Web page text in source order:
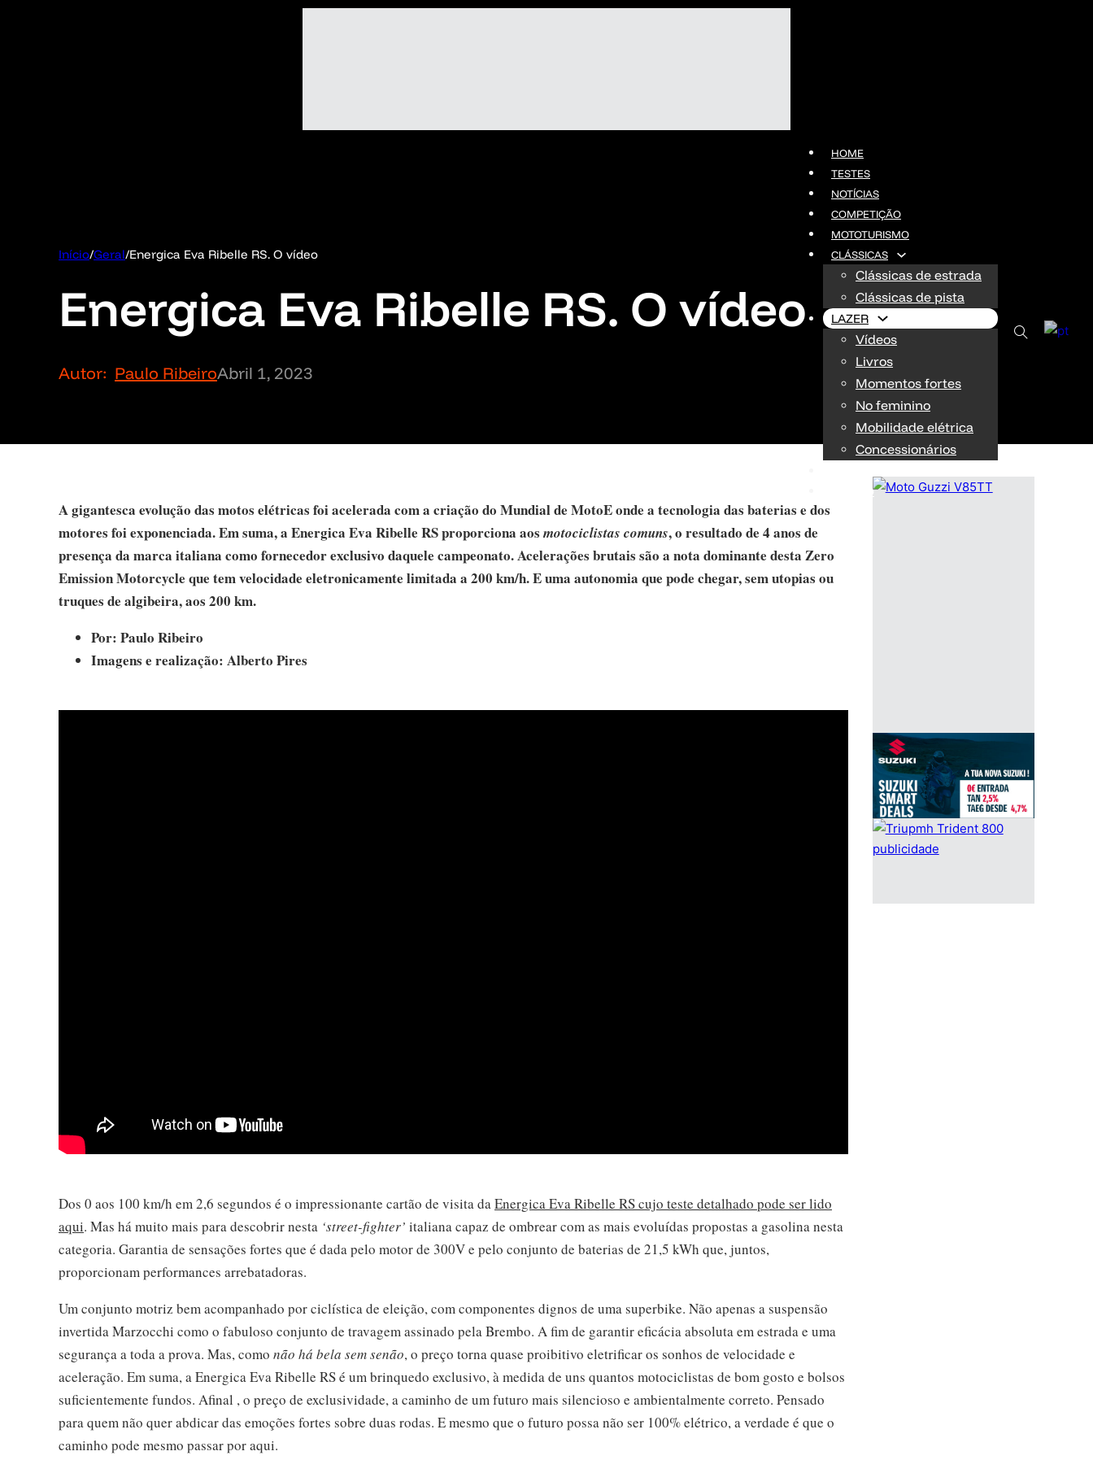
HOME
TESTES
NOTÍCIAS
COMPETIÇÃO
MOTOTURISMO
CLÁSSICAS
Clássicas de estrada
Clássicas de pista
LAZER
Vídeos
Livros
Momentos fortes
No feminino
Mobilidade elétrica
Concessionários
OPINIÃO
Início/Geral/Energica Eva Ribelle RS. O vídeo
Energica Eva Ribelle RS. O vídeo
Autor: Paulo RibeiroAbril 1, 2023
A gigantesca evolução das motos elétricas foi acelerada com a criação do Mundial de MotoE onde a tecnologia das baterias e dos
motores foi exponenciada. Em suma, a Energica Eva Ribelle RS proporciona aos motociclistas comuns, o resultado de 4 anos de
presença da marca italiana como fornecedor exclusivo daquele campeonato. Acelerações brutais são a nota dominante desta Zero
Emission Motorcycle que tem velocidade eletronicamente limitada a 200 km/h. E uma autonomia que pode chegar, sem utopias ou
truques de algibeira, aos 200 km.
Por: Paulo Ribeiro
Imagens e realização: Alberto Pires
Dos 0 aos 100 km/h em 2,6 segundos é o impressionante cartão de visita da Energica Eva Ribelle RS cujo teste detalhado pode ser lido
aqui. Mas há muito mais para descobrir nesta ‘street-fighter’ italiana capaz de ombrear com as mais evoluídas propostas a gasolina nesta
categoria. Garantia de sensações fortes que é dada pelo motor de 300V e pelo conjunto de baterias de 21,5 kWh que, juntos,
proporcionam performances arrebatadoras.
Um conjunto motriz bem acompanhado por ciclística de eleição, com componentes dignos de uma superbike. Não apenas a suspensão
invertida Marzocchi como o fabuloso conjunto de travagem assinado pela Brembo. A fim de garantir eficácia absoluta em estrada e uma
segurança a toda a prova. Mas, como não há bela sem senão, o preço torna quase proibitivo eletrificar os sonhos de velocidade e
aceleração. Em suma, a Energica Eva Ribelle RS é um brinquedo exclusivo, à medida de uns quantos motociclistas de bom gosto e bolsos
suficientemente fundos. Afinal , o preço de exclusividade, a caminho de um futuro mais silencioso e ambientalmente correto. Pensado
para quem não quer abdicar das emoções fortes sobre duas rodas. E mesmo que o futuro possa não ser 100% elétrico, a verdade é que o
caminho pode mesmo passar por aqui.